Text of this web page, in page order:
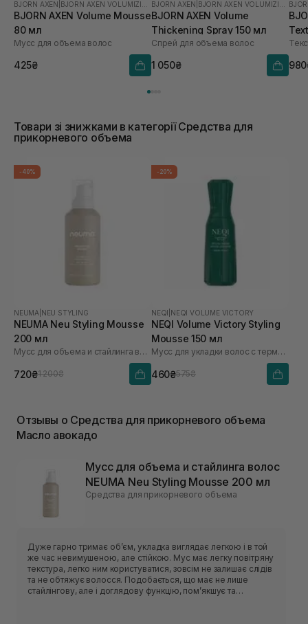
BJORN AXEN
BJORN AXEN Volume Mousse
80 мл
Мусс для объема волос
425₴
BJORN AXEN
BJORN AXEN Volume
Thickening Spray 150 мл
Спрей для объема волос
1 050₴
Товари зі знижками в категорії Средства для
прикорневого объема
-40%
NEUMA NEU STYLING
NEUMA Neu Styling Mousse
200 мл
Мусс для объема и стайлинга волос
720₴1 200₴
-20%
NEQI NEQI VOLUME VICTORY
NEQI Volume Victory Styling
Mousse 150 мл
Мусс для укладки волос с термозащитой
460₴575₴
Отзывы о Средства для прикорневого объема
Масло авокадо
Мусс для объема и стайлинга волос
NEUMA Neu Styling Mousse 200 мл
Средства для прикорневого объема
Дуже гарно тримає обʼєм, укладка виглядає легкою і в той
же час невимушеною, але стійкою. Мус має легку повітряну
текстура, легко ним користуватися, зовсім не залишає слідів
та не обтяжує волосся. Подобається, що має не лише
стайлінгову, але і доглядову функцію, помʼякшує та